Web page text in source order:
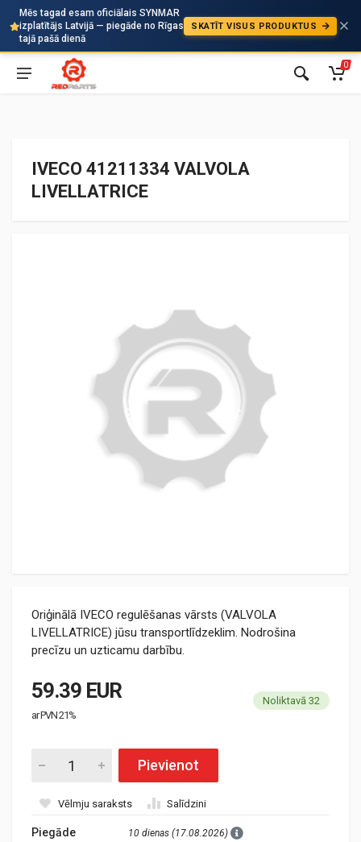
Mēs tagad esam oficiālais SYNMAR
izplatītājs Latvijā — piegāde no Rīgas
tajā pašā dienā
SKATĪT VISUS PRODUKTUS
Auto
0
IVECO 41211334 VALVOLA
LIVELLATRICE
Oriģinālā IVECO regulēšanas vārsts (VALVOLA
LIVELLATRICE) jūsu transportlīdzeklim. Nodrošina
precīzu un uzticamu darbību.
59.39 EUR
ar PVN 21%
Noliktavā 32
Pievienot
Vēlmju saraksts Salīdzini
Piegāde 10 dienas (17.08.2026)